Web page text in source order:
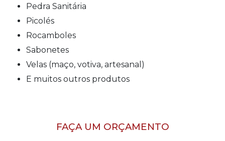
Pedra Sanitária
Picolés
Rocamboles
Sabonetes
Velas (maço, votiva, artesanal)
E muitos outros produtos
FAÇA UM ORÇAMENTO